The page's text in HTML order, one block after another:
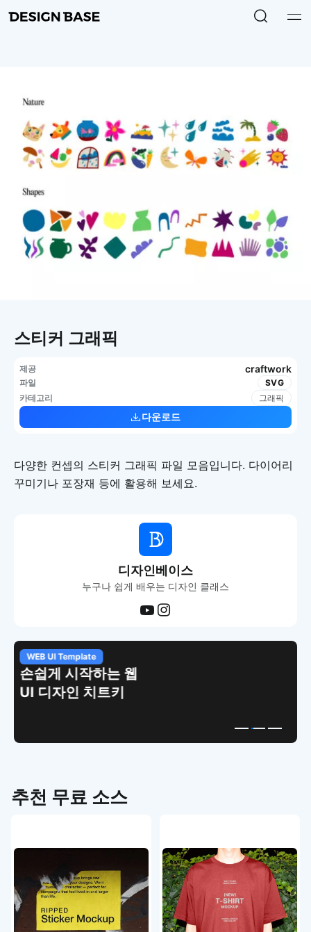
스티커 그래픽
제공 craftwork
파일
SVG
카테고리
그래픽
다운로드
다양한 컨셉의 스티커 그래픽 파일 모음입니다. 다이어리
꾸미기나 포장재 등에 활용해 보세요.
디자인베이스
누구나 쉽게 배우는 디자인 클래스
WEB UI Template
손쉽게 시작하는 웹
UI 디자인 치트키
추천 무료 소스